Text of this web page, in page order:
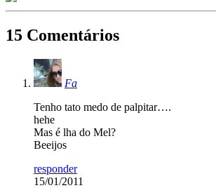
15 Comentários
Fa
Tenho tato medo de palpitar….
hehe
Mas é lha do Mel?
Beeijos
responder
15/01/2011